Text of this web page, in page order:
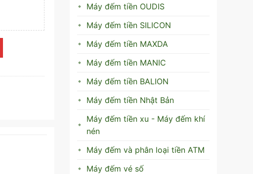
Máy đếm tiền OUDIS
Máy đếm tiền SILICON
Máy đếm tiền MAXDA
Máy đếm tiền MANIC
Máy đếm tiền BALION
Máy đếm tiền Nhật Bản
Máy đếm tiền xu - Máy đếm khí
nén
Máy đếm và phân loại tiền ATM
Máy đếm vé số